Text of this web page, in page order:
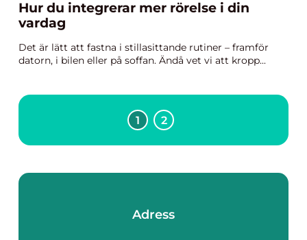
Hur du integrerar mer rörelse i din
vardag
Det är lätt att fastna i stillasittande rutiner – framför
datorn, i bilen eller på soffan. Ändå vet vi att kropp...
1 2
Adress